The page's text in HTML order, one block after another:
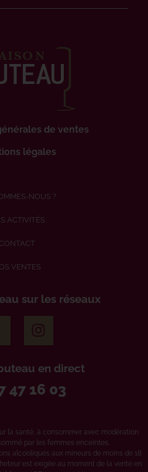
de ventes
légales
NOUS ?
ACTIVITÉS
CONTACT
VENTES
sur les réseaux
en direct
47 16 03
la santé, à consommer avec modération
par les femmes enceintes.
alcooliques aux mineurs de moins de 18
est exigée au moment de la vente en